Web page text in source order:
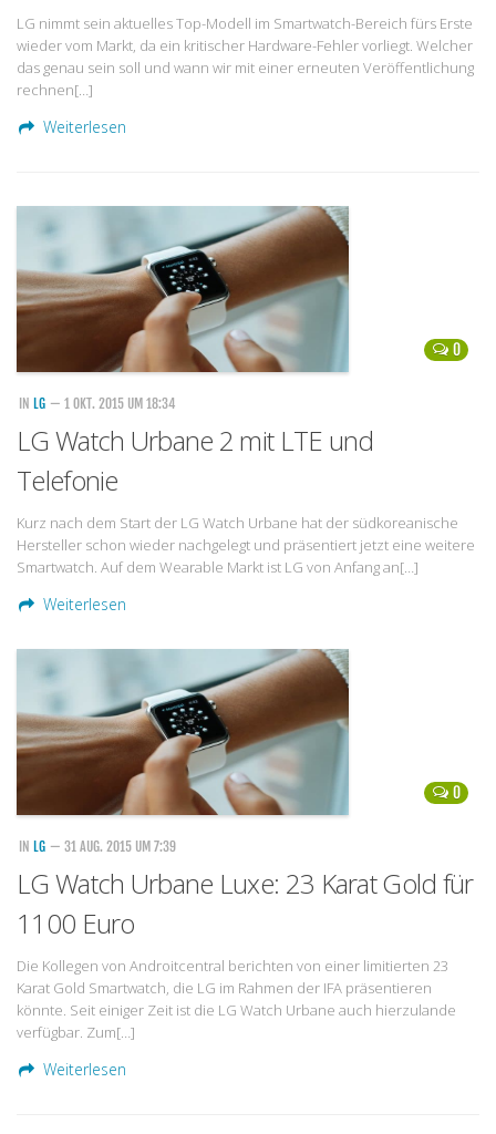
LG nimmt sein aktuelles Top-Modell im Smartwatch-Bereich fürs Erste
wieder vom Markt, da ein kritischer Hardware-Fehler vorliegt. Welcher
das genau sein soll und wann wir mit einer erneuten Veröffentlichung
rechnen[…]
Weiterlesen
0
IN LG — 1 OKT. 2015 UM 18:34
LG Watch Urbane 2 mit LTE und
Telefonie
Kurz nach dem Start der LG Watch Urbane hat der südkoreanische
Hersteller schon wieder nachgelegt und präsentiert jetzt eine weitere
Smartwatch. Auf dem Wearable Markt ist LG von Anfang an[…]
Weiterlesen
0
IN LG — 31 AUG. 2015 UM 7:39
LG Watch Urbane Luxe: 23 Karat Gold für
1100 Euro
Die Kollegen von Androitcentral berichten von einer limitierten 23
Karat Gold Smartwatch, die LG im Rahmen der IFA präsentieren
könnte. Seit einiger Zeit ist die LG Watch Urbane auch hierzulande
verfügbar. Zum[…]
Weiterlesen